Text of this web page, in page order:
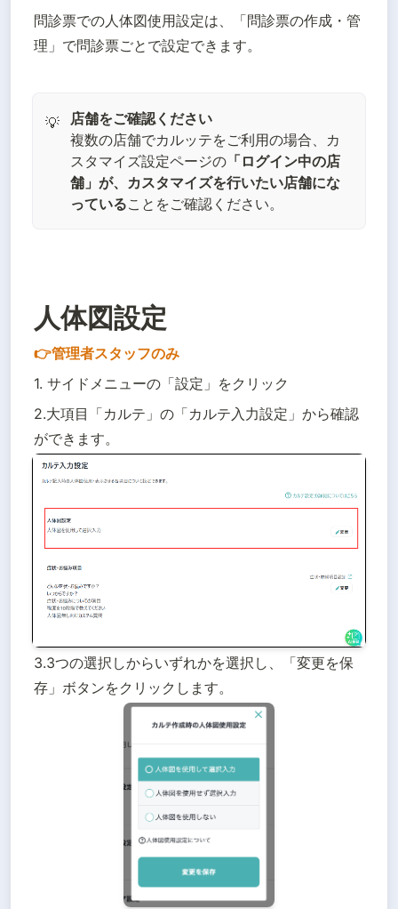
問診票での人体図使用設定は、「問診票の作成・管
理」で問診票ごとで設定できます。
💡
複数の店舗でカルッテをご利用の場合、カ
スタマイズ設定ページの 「ログイン中の店
舗」が、カスタマイズを行いたい店舗にな
っていることをご確認ください。
人体図設定
👉管理者スタッフのみ
1. サイドメニューの「設定」をクリック
2.大項目「カルテ」の「カルテ入力設定」から確認
ができます。
3.3つの選択しからいずれかを選択し、「変更を保
存」ボタンをクリックします。